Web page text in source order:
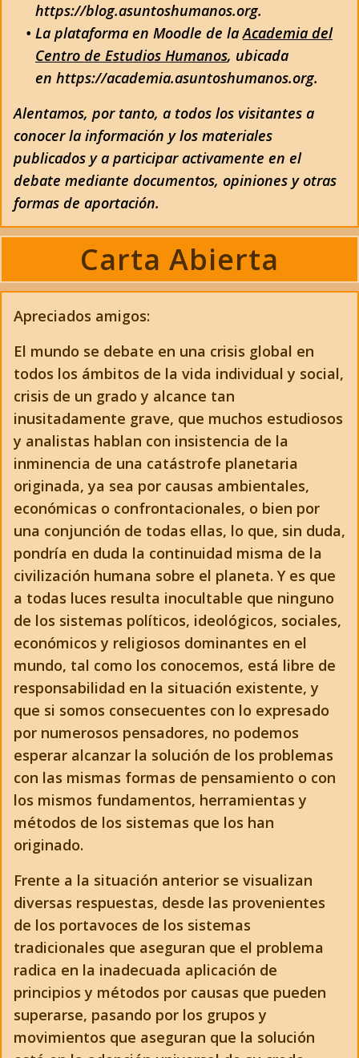
https://blog.asuntoshumanos.org.
La plataforma en Moodle de laAcademia del
Centro de Estudios Humanos, ubicada
en https://academia.asuntoshumanos.org.
Alentamos, por tanto, a todos los visitantes a
conocer la información y los materiales
publicados y a participar activamente en el
debate mediante documentos, opiniones y otras
formas de aportación.
Carta Abierta
Apreciados amigos:
El mundo se debate en una crisis global en
todos los ámbitos de la vida individual y social,
crisis de un grado y alcance tan
inusitadamente grave, que muchos estudiosos
y analistas hablan con insistencia de la
inminencia de una catástrofe planetaria
originada, ya sea por causas ambientales,
económicas o confrontacionales, o bien por
una conjunción de todas ellas, lo que, sin duda,
pondría en duda la continuidad misma de la
civilización humana sobre el planeta. Y es que
a todas luces resulta inocultable que ninguno
de los sistemas políticos, ideológicos, sociales,
económicos y religiosos dominantes en el
mundo, tal como los conocemos, está libre de
responsabilidad en la situación existente, y
que si somos consecuentes con lo expresado
por numerosos pensadores, no podemos
esperar alcanzar la solución de los problemas
con las mismas formas de pensamiento o con
los mismos fundamentos, herramientas y
métodos de los sistemas que los han
originado.
Frente a la situación anterior se visualizan
diversas respuestas, desde las provenientes
de los portavoces de los sistemas
tradicionales que aseguran que el problema
radica en la inadecuada aplicación de
principios y métodos por causas que pueden
superarse, pasando por los grupos y
movimientos que aseguran que la solución